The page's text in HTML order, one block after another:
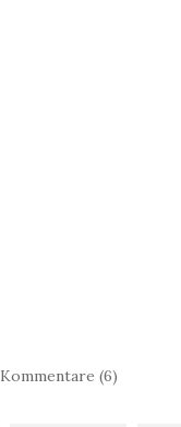
Kommentare (6)